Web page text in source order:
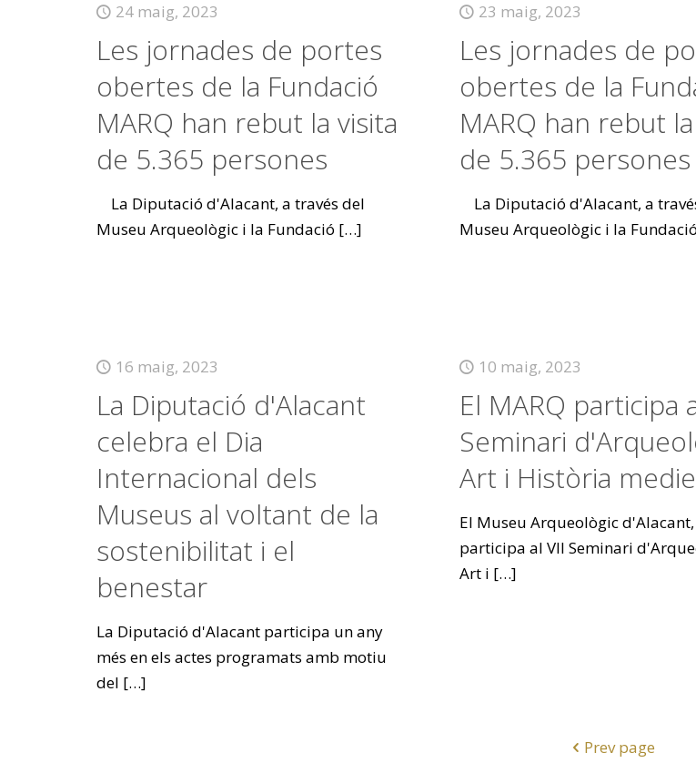
24 maig, 2023
Les jornades de portes
obertes de la Fundació
MARQ han rebut la visita
de 5.365 persones
La Diputació d'Alacant, a través del
Museu Arqueològic i la Fundació […]
23 maig, 2023
Les jornades de
obertes de la
MARQ han rebut
de 5.365 persones
La Diputació d'Alacant, a
Museu Arqueològic i la Fundació
16 maig, 2023
La Diputació d'Alacant
celebra el Dia
Internacional dels
Museus al voltant de la
sostenibilitat i el
benestar
La Diputació d'Alacant participa un any
més en els actes programats amb motiu
del […]
10 maig, 2023
El MARQ participa
Seminari
Art i Història
El Museu Arqueològic d'Alacant,
participa al VII Seminari
Art i […]
Prev page